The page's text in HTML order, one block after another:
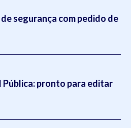
segurança com pedido de
pronto para editar